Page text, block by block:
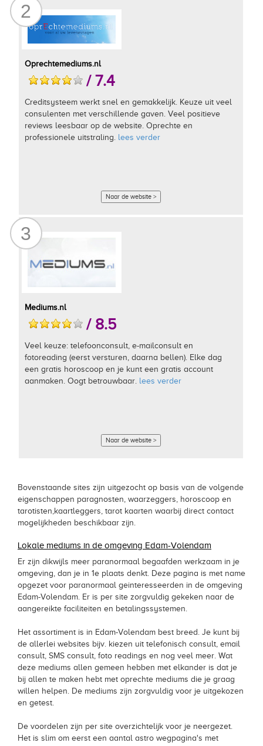
2
Oprechtemediums.nl
/ 7.4
Creditsysteem werkt snel en gemakkelijk. Keuze uit veel
consulenten met verschillende gaven. Veel positieve
reviews leesbaar op de website. Oprechte en
professionele uitstraling. lees verder
Naar de website >
3
Mediums.nl
/ 8.5
Veel keuze: telefoonconsult, e-mailconsult en
fotoreading (eerst versturen, daarna bellen). Elke dag
een gratis horoscoop en je kunt een gratis account
aanmaken. Oogt betrouwbaar. lees verder
Naar de website >
Bovenstaande sites zijn uitgezocht op basis van de volgende
eigenschappen paragnosten, waarzeggers, horoscoop en
tarotisten,kaartleggers, tarot kaarten waarbij direct contact
mogelijkheden beschikbaar zijn.
Lokale mediums in de omgeving Edam-Volendam
Er zijn dikwijls meer paranormaal begaafden werkzaam in je
omgeving, dan je in 1e plaats denkt. Deze pagina is met name
opgezet voor paranormaal geinteresseerden in de omgeving
Edam-Volendam. Er is per site zorgvuldig gekeken naar de
aangereikte faciliteiten en betalingssystemen.
Het assortiment is in Edam-Volendam best breed. Je kunt bij
de allerlei websites bijv. kiezen uit telefonisch consult, email
consult, SMS consult, foto readings en nog veel meer. Wat
deze mediums allen gemeen hebben met elkander is dat je
bij allen te maken hebt met oprechte mediums die je graag
willen helpen. De mediums zijn zorgvuldig voor je uitgekozen
en getest.
De voordelen zijn per site overzichtelijk voor je neergezet.
Het is slim om eerst een aantal astro wegpagina's met